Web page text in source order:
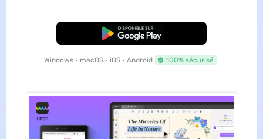
TÉLÉCHARGER
Windows • macOS • iOS • Android 100% sécurisé